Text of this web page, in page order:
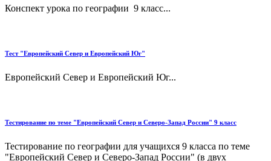
Конспект урока по географии 9 класс...
Тест "Европейский Север и Европейский Юг"
Европейский Север и Европейский Юг...
Тестирование по теме "Европейский Север и Северо-Запад России" 9 класс
Тестирование по географии для учащихся 9 класса по теме
"Европейский Север и Северо-Запад России" (в двух